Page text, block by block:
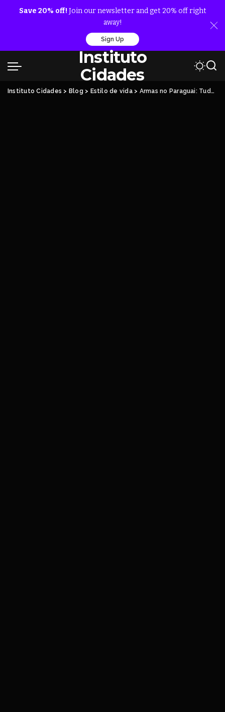
Save 20% off! Join our newsletter and get 20% off right
away!
Sign Up
Instituto
Cidades
Instituto Cidades > Blog > Estilo de vida> Armas no Paraguai: Tudo o Que Você Precisa Saber Sobre Preços, Leis e Realidade do Mercado Paraguaio